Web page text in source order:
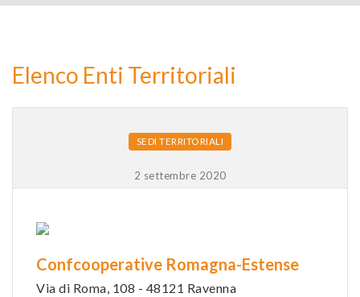
Elenco Enti Territoriali
SEDI TERRITORIALI
2 settembre 2020
Confcooperative Romagna-Estense
Via di Roma, 108 - 48121 Ravenna